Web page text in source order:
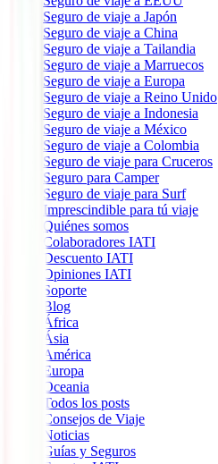
Seguro de viaje a Japón
Seguro de viaje a China
Seguro de viaje a Tailandia
Seguro de viaje a Marruecos
Seguro de viaje a Europa
Seguro de viaje a Reino Unido
Seguro de viaje a Indonesia
Seguro de viaje a México
Seguro de viaje a Colombia
Seguro de viaje para Cruceros
Seguro para Camper
Seguro de viaje para Surf
Imprescindible para tú viaje
Quiénes somos
Colaboradores IATI
Descuento IATI
Opiniones IATI
Soporte
Blog
África
Ásia
América
Europa
Oceania
Todos los posts
Consejos de Viaje
Noticias
Guías y Seguros